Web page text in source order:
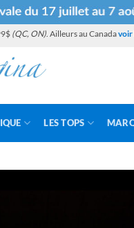
(QC, ON). Ailleurs au Canadavoir
LES TOPS